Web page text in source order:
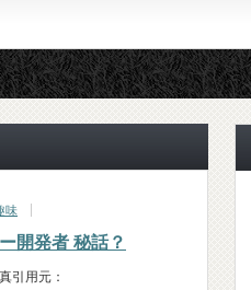
味
開発者 秘話？
：